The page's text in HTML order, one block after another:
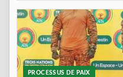
PROCESSUS DE PAIX